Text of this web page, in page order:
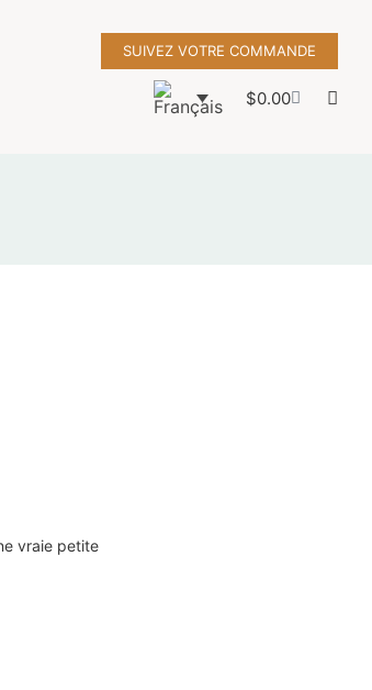
SUIVEZ VOTRE COMMANDE
$0.00
vraie petite